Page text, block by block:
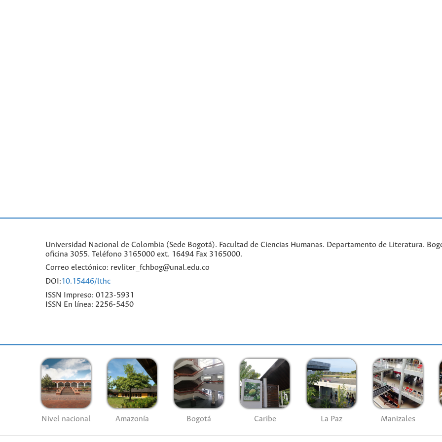
Universidad Nacional de Colombia (Sede Bogotá). Facultad de Ciencias Humanas. Departamento de Literatura.
oficina 3055. Teléfono 3165000 ext. 16494 Fax 3165000.
Correo electónico: revliter_fchbog@unal.edu.co
DOI:10.15446/lthc
ISSN Impreso: 0123-5931
ISSN En línea: 2256-5450
Nivel nacional Amazonía Bogotá Caribe La Paz Manizales